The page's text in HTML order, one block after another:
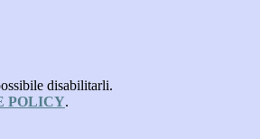
disabilitarli.
POLICY.